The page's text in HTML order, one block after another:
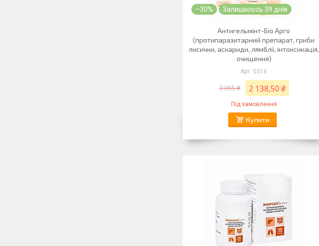
–30% Залишилось 39 днів
Антигельмінт-Біо Арго
(протипаразитарний препарат, гриби
лисички, аскариди, лямблії, інтоксикація,
очищення)
0316
3 055 ₴ 2 138,50 ₴
Під замовлення
Купити